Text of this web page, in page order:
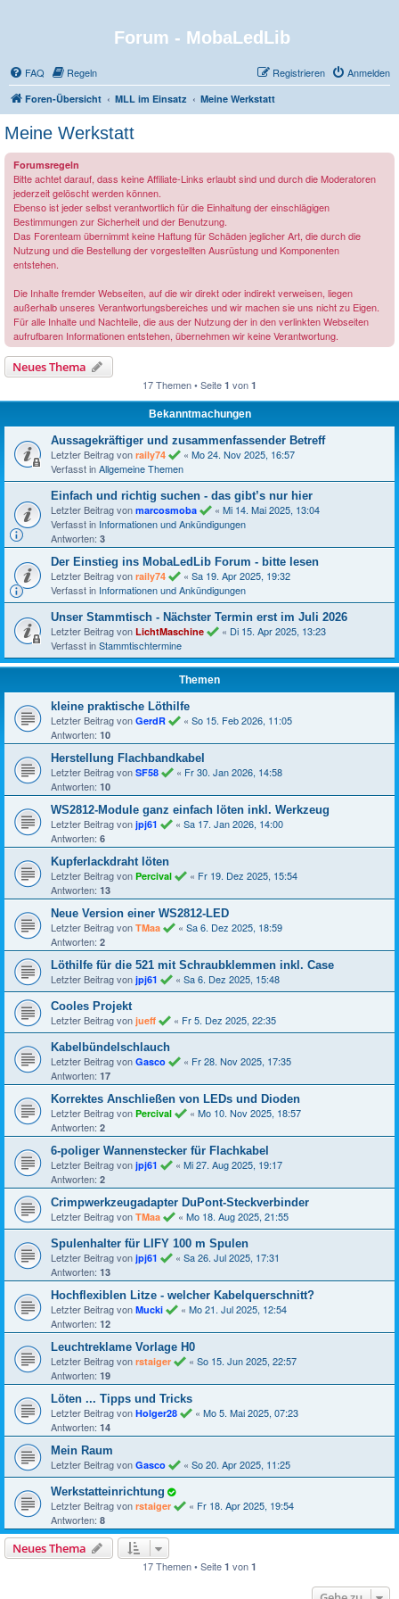
Forum - MobaLedLib
FAQ Regeln Anmelden
Registrieren
Foren-Übersicht MLL im Einsatz Meine Werkstatt
Meine Werkstatt
Forumsregeln
Bitte achtet darauf, dass keine Affiliate-Links erlaubt sind und durch die Moderatoren
jederzeit gelöscht werden können.
Ebenso ist jeder selbst verantwortlich für die Einhaltung der einschlägigen
Bestimmungen zur Sicherheit und der Benutzung.
Das Forenteam übernimmt keine Haftung für Schäden jeglicher Art, die durch die
Nutzung und die Bestellung der vorgestellten Ausrüstung und Komponenten
entstehen.
Die Inhalte fremder Webseiten, auf die wir direkt oder indirekt verweisen, liegen
außerhalb unseres Verantwortungsbereiches und wir machen sie uns nicht zu Eigen.
Für alle Inhalte und Nachteile, die aus der Nutzung der in den verlinkten Webseiten
aufrufbaren Informationen entstehen, übernehmen wir keine Verantwortung.
Neues Thema
17 Themen • Seite 1 von 1
Bekanntmachungen
Aussagekräftiger und zusammenfassender Betreff
Letzter Beitrag von raily74 « Mo 24. Nov 2025, 16:57
Verfasst inAllgemeine Themen
Einfach und richtig suchen - das gibt’s nur hier
Letzter Beitrag von marcosmoba « Mi 14. Mai 2025, 13:04
Verfasst in Informationen und Ankündigungen
Antworten: 3
Der Einstieg ins MobaLedLib Forum - bitte lesen
Letzter Beitrag von raily74 « Sa 19. Apr 2025, 19:32
Verfasst in Informationen und Ankündigungen
Unser Stammtisch - Nächster Termin erst im Juli 2026
Letzter Beitrag von LichtMaschine « Di 15. Apr 2025, 13:23
Verfasst inStammtischtermine
Themen
kleine praktische Löthilfe
Letzter Beitrag von GerdR « So 15. Feb 2026, 11:05
Antworten: 10
Herstellung Flachbandkabel
Letzter Beitrag von SF58 « Fr 30. Jan 2026, 14:58
Antworten: 10
WS2812-Module ganz einfach löten inkl. Werkzeug
Letzter Beitrag von jpj61 « Sa 17. Jan 2026, 14:00
Antworten: 6
Kupferlackdraht löten
Letzter Beitrag von Percival « Fr 19. Dez 2025, 15:54
Antworten: 13
Neue Version einer WS2812-LED
Letzter Beitrag von TMaa « Sa 6. Dez 2025, 18:59
Antworten: 2
Löthilfe für die 521 mit Schraubklemmen inkl. Case
Letzter Beitrag von jpj61 « Sa 6. Dez 2025, 15:48
Cooles Projekt
Letzter Beitrag von jueff « Fr 5. Dez 2025, 22:35
Kabelbündelschlauch
Letzter Beitrag von Gasco « Fr 28. Nov 2025, 17:35
Antworten: 17
Korrektes Anschließen von LEDs und Dioden
Letzter Beitrag von Percival « Mo 10. Nov 2025, 18:57
Antworten: 2
6-poliger Wannenstecker für Flachkabel
Letzter Beitrag von jpj61 « Mi 27. Aug 2025, 19:17
Antworten: 2
Crimpwerkzeugadapter DuPont-Steckverbinder
Letzter Beitrag von TMaa « Mo 18. Aug 2025, 21:55
Spulenhalter für LIFY 100 m Spulen
Letzter Beitrag von jpj61 « Sa 26. Jul 2025, 17:31
Antworten: 13
Hochflexiblen Litze - welcher Kabelquerschnitt?
Letzter Beitrag von Mucki « Mo 21. Jul 2025, 12:54
Antworten: 12
Leuchtreklame Vorlage H0
Letzter Beitrag von rstaiger « So 15. Jun 2025, 22:57
Antworten: 19
Löten ... Tipps und Tricks
Letzter Beitrag von Holger28 « Mo 5. Mai 2025, 07:23
Antworten: 14
Mein Raum
Letzter Beitrag von Gasco « So 20. Apr 2025, 11:25
Werkstatteinrichtung
Letzter Beitrag von rstaiger « Fr 18. Apr 2025, 19:54
Antworten: 8
Neues Thema
17 Themen • Seite 1 von 1